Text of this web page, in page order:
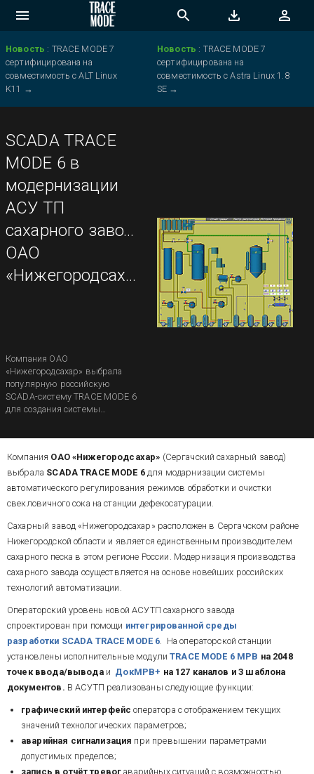
Новость : TRACE MODE 7
сертифицирована на
совместимость с ALT Linux
K11 →
Новость : TRACE MODE 7
сертифицирована на
совместимость с Astra Linux 1.8
SE →
SCADA TRACE
MODE 6 в
модернизации
АСУ ТП
сахарного завода
ОАО
«Нижегородсахар»
Компания ОАО
«Нижегородсахар» выбрала
популярную российскую
SCADA-систему TRACE MODE 6
для создания системы
свекловичного сока на станции
дефекосатурации.
Компания ОАО «Нижегородсахар» (Сергачский сахарный завод)
выбрала SCADA TRACE MODE 6для модарнизации системы
автоматического регулирования режимов обработки и очистки
свекловичного сока на станции дефекосатурации.
Сахарный завод «Нижегородсахар» расположен в Сергачском районе
Нижегородской области и является единственным производителем
сахарного песка в этом регионе России. Модернизация производства
сахарного завода осуществляется на основе новейших российских
технологий автоматизации.
Операторский уровень новой АСУТП сахарного завода
спроектирован при помощи интегрированной среды
разработки SCADA TRACE MODE 6. На операторской станции
установлены исполнительные модулиTRACE MODE 6 МРВ на 2048
точек ввода/выводаи ДокМРВ+ на 127 каналов и 3 шаблона
документов. В АСУТП реализованы следующие функции:
графический интерфейсоператора с отображением текущих
значений технологических параметров;
аварийная сигнализация при превышении параметрами
допустимых пределов;
запись в отчёт тревогаварийных ситуаций с возможностью